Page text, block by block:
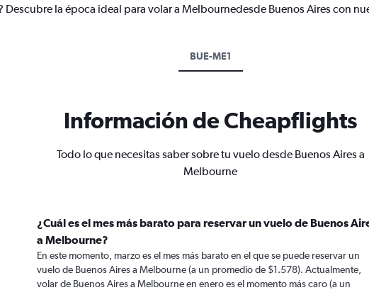
Descubre la época ideal para volar a Melbournedesde Buenos Aires con
BUE-ME1
Información de Cheapflights
Todo lo que necesitas saber sobre tu vuelo desde Buenos Aires a
Melbourne
¿Cuál es el mes más barato para reservar un vuelo de Buenos
a Melbourne?
En este momento, marzo es el mes más barato en el que se puede reservar un
vuelo de Buenos Aires a Melbourne (a un promedio de $1.578). Actualmente,
volar de Buenos Aires a Melbourne en enero es el momento más caro (a un